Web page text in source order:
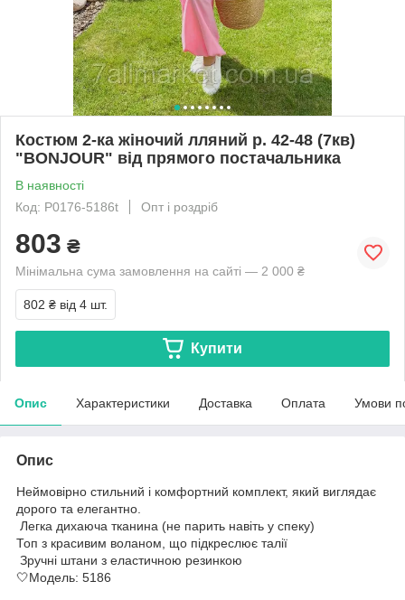
Костюм 2-ка жіночий лляний р. 42-48 (7кв)
"BONJOUR" від прямого постачальника
В наявності
Код: P0176-5186t
Опт і роздріб
803 ₴
Мінімальна сума замовлення на сайті — 2 000 ₴
802 ₴ від 4 шт.
Купити
Опис Характеристики Доставка Оплата Умови
Опис
Неймовірно стильний і комфортний комплект, який виглядає
дорого та елегантно.
Легка дихаюча тканина (не парить навіть у спеку)
Топ з красивим воланом, що підкреслює талії
Зручні штани з еластичною резинкою
🤍Модель: 5186